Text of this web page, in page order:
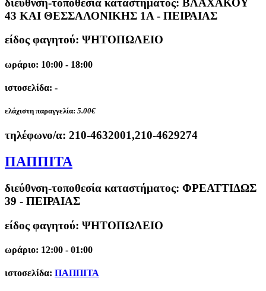
διεύθνση-τοποθεσία καταστήματος: ΒΛΑΧΑΚΟΥ
43 ΚΑΙ ΘΕΣΣΑΛΟΝΙΚΗΣ 1Α - ΠΕΙΡΑΙΑΣ
είδος φαγητού: ΨΗΤΟΠΩΛΕΙΟ
ωράριο: 10:00 - 18:00
ιστοσελίδα: -
ελάχιστη παραγγελία: 5.00€
τηλέφωνο/α: 210-4632001,210-4629274
ΠΑΠΠΙΤΑ
διεύθνση-τοποθεσία καταστήματος: ΦΡΕΑΤΤΙΔΩΣ
39 - ΠΕΙΡΑΙΑΣ
είδος φαγητού: ΨΗΤΟΠΩΛΕΙΟ
ωράριο: 12:00 - 01:00
ιστοσελίδα: ΠΑΠΠΙΤΑ